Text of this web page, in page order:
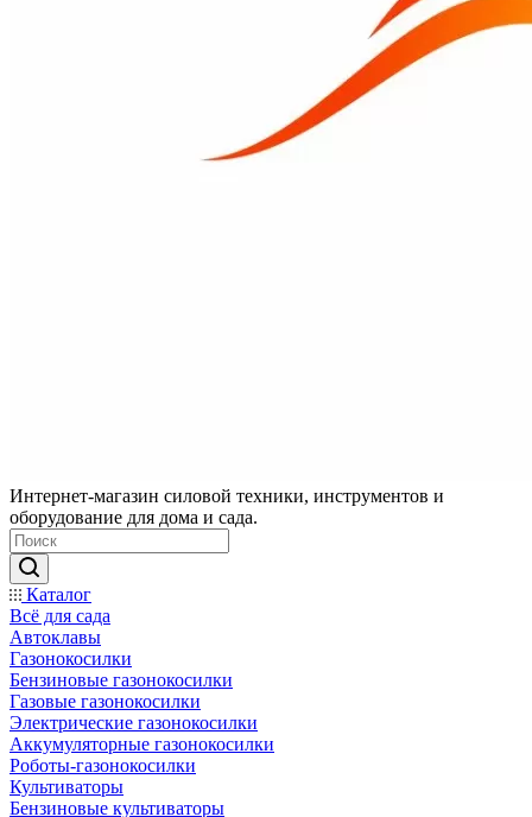
Интернет-магазин силовой техники, инструментов и
оборудование для дома и сада.
Каталог
Всё для сада
Автоклавы
Газонокосилки
Бензиновые газонокосилки
Газовые газонокосилки
Электрические газонокосилки
Аккумуляторные газонокосилки
Роботы-газонокосилки
Культиваторы
Бензиновые культиваторы